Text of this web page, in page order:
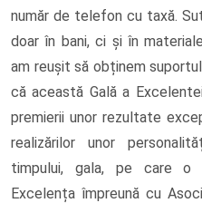
număr de telefon cu taxă.
doar în bani, ci și în
am reușit să obținem
că această Gală a
premierii unor rezultate
realizărilor unor
timpului, gala, pe care o
Excelența împreună cu